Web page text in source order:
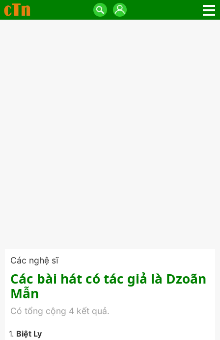
Các nghệ sĩ
Các bài hát có tác giả là Dzoãn
Mẫn
Có tổng cộng 4 kết quả.
1. Biệt Ly